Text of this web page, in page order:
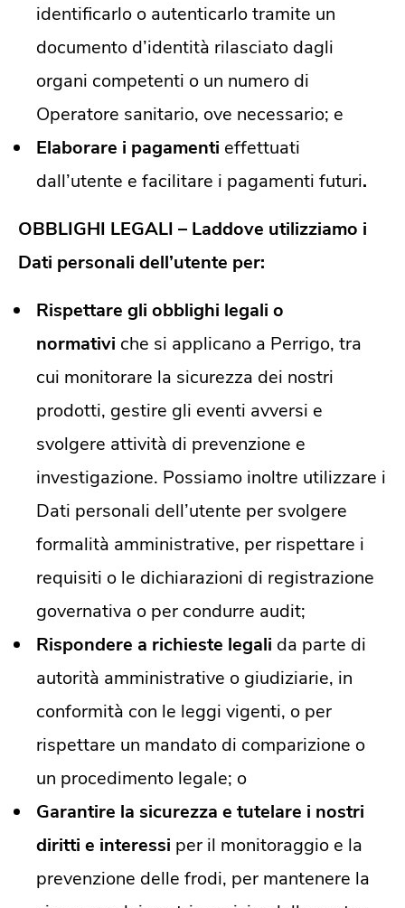
identificarlo o autenticarlo tramite un
documento d’identità rilasciato dagli
organi competenti o un numero di
Operatore sanitario, ove necessario; e
Elaborare i pagamenti effettuati
dall’utente e facilitare i pagamenti futuri.
OBBLIGHI LEGALI – Laddove utilizziamo i
Dati personali dell’utente per:
Rispettare gli obblighi legali o
normativi che si applicano a Perrigo, tra
cui monitorare la sicurezza dei nostri
prodotti, gestire gli eventi avversi e
svolgere attività di prevenzione e
investigazione. Possiamo inoltre utilizzare i
Dati personali dell’utente per svolgere
formalità amministrative, per rispettare i
requisiti o le dichiarazioni di registrazione
governativa o per condurre audit;
Rispondere a richieste legali da parte di
autorità amministrative o giudiziarie, in
conformità con le leggi vigenti, o per
rispettare un mandato di comparizione o
un procedimento legale; o
Garantire la sicurezza e tutelare i nostri
diritti e interessi per il monitoraggio e la
prevenzione delle frodi, per mantenere la